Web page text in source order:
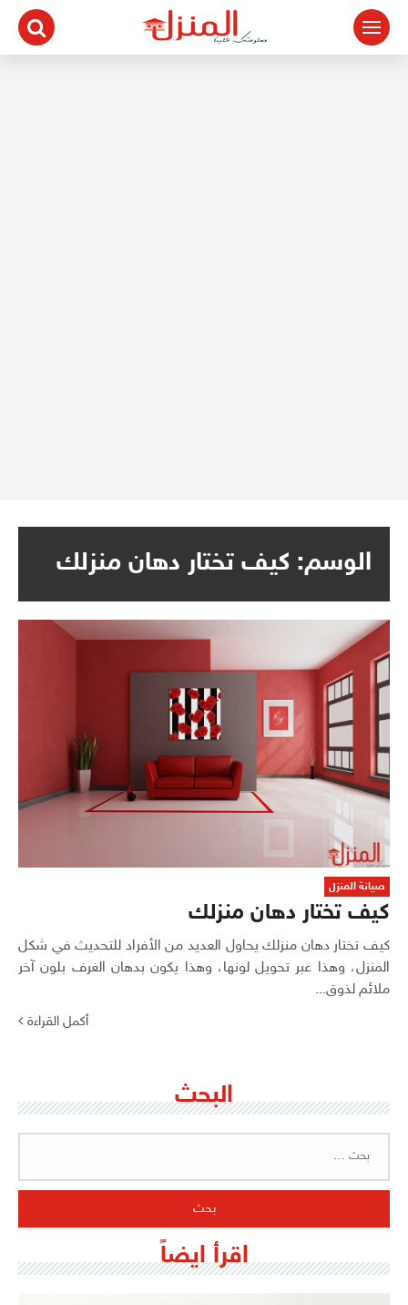
التجاوز
المحتوى
الوسم: كيف تختار دهان منزلك
صيانة المنزل
كيف تختار دهان منزلك
كيف تختار دهان منزلك يحاول العديد من الأفراد للتحديث في شكل
المنزل، وهذا عبر تحويل لونها، وهذا يكون بدهان الغرف بلون آخر
ملائم لذوق...
أكمل القراءة
البحث
اقرأ ايضاً